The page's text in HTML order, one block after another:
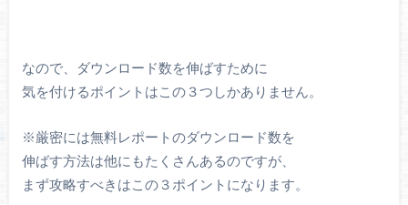
なので、ダウンロード数を伸ばすために
気を付けるポイントはこの３つしかありません。
※厳密には無料レポートのダウンロード数を
伸ばす方法は他にもたくさんあるのですが、
まず攻略すべきはこの３ポイントになります。